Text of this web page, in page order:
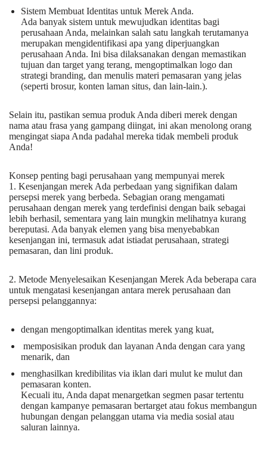
Sistem Membuat Identitas untuk Merek Anda.
Ada banyak sistem untuk mewujudkan identitas bagi
perusahaan Anda, melainkan salah satu langkah terutamanya
merupakan mengidentifikasi apa yang diperjuangkan
perusahaan Anda. Ini bisa dilaksanakan dengan memastikan
tujuan dan target yang terang, mengoptimalkan logo dan
strategi branding, dan menulis materi pemasaran yang jelas
(seperti brosur, konten laman situs, dan lain-lain.).
Selain itu, pastikan semua produk Anda diberi merek dengan
nama atau frasa yang gampang diingat, ini akan menolong orang
mengingat siapa Anda padahal mereka tidak membeli produk
Anda!
Konsep penting bagi perusahaan yang mempunyai merek
1. Kesenjangan merek Ada perbedaan yang signifikan dalam
persepsi merek yang berbeda. Sebagian orang mengamati
perusahaan dengan merek yang terdefinisi dengan baik sebagai
lebih berhasil, sementara yang lain mungkin melihatnya kurang
bereputasi. Ada banyak elemen yang bisa menyebabkan
kesenjangan ini, termasuk adat istiadat perusahaan, strategi
pemasaran, dan lini produk.
2. Metode Menyelesaikan Kesenjangan Merek Ada beberapa cara
untuk mengatasi kesenjangan antara merek perusahaan dan
persepsi pelanggannya:
dengan mengoptimalkan identitas merek yang kuat,
memposisikan produk dan layanan Anda dengan cara yang
menarik, dan
menghasilkan kredibilitas via iklan dari mulut ke mulut dan
pemasaran konten.
Kecuali itu, Anda dapat menargetkan segmen pasar tertentu
dengan kampanye pemasaran bertarget atau fokus membangun
hubungan dengan pelanggan utama via media sosial atau
saluran lainnya.